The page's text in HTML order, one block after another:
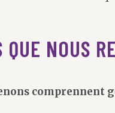
NOUS